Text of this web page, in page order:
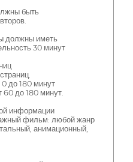
быть
должны иметь
30 минут
до 180 минут
до 180 минут.
информации
фильм: любой жанр
анимационный,